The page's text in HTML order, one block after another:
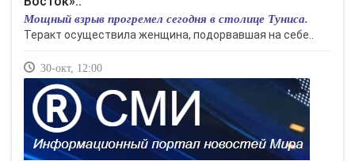
Мощный взрыв прогремел сегодня в столице Туниса.
Теракт осуществила женщина, подорвавшая на себе..
30-окт, 12:00